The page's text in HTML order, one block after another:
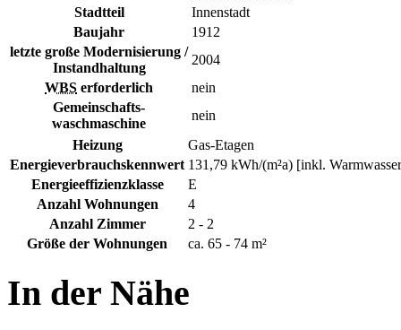
Stadtteil
Innenstadt
Baujahr
1912
letzte große Modernisierung /
Instandhaltung
2004
WBS erforderlich
nein
Gemeinschafts-
waschmaschine
nein
Heizung
Gas-Etagen
Energieverbrauchskennwert 131,79 kWh/(m²a) [inkl.
Energieeffizienzklasse
E
Anzahl Wohnungen
4
Anzahl Zimmer
2 - 2
Größe der Wohnungen
ca. 65 - 74 m²
In der Nähe